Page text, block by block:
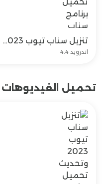
تنزيل سناب تيوب 2023 وتحديث تحميل برنامج سناب تيوب مجاناً
اندرويد 4.4
تحميل الفيديوهات